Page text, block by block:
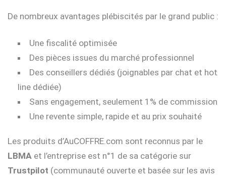
De nombreux avantages plébiscités par le grand public :
Une fiscalité optimisée
Des pièces issues du marché professionnel
Des conseillers dédiés (joignables par chat et hot
line dédiée)
Sans engagement, seulement 1% de commission
Une revente simple, rapide et au prix souhaité
Les produits d’AuCOFFRE.com sont reconnus par le
LBMA et l’entreprise est n°1 de sa catégorie sur
Trustpilot (communauté ouverte et basée sur les avis